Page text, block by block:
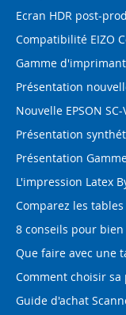
Ecran HDR post-
Compatibilité EIZO
Gamme
Présentation
Nouvelle EPSON
Présentation
Présentation
L'impression Latex
Comparez les
8 conseils pour
Que faire avec une
Comment choisir sa
Guide d'achat